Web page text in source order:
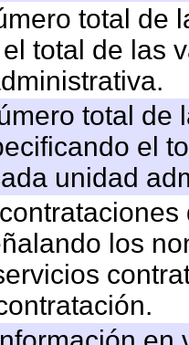
total de
total de las
total de
el
unidad
los